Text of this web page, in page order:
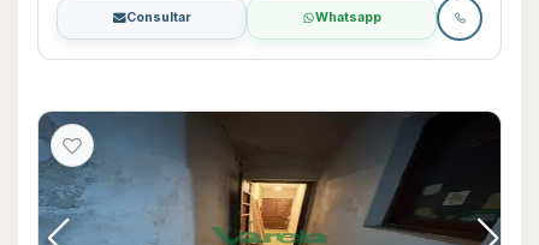
Consultar Whatsapp